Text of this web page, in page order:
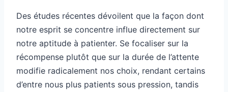
Des études récentes dévoilent que la façon dont
notre esprit se concentre influe directement sur
notre aptitude à patienter. Se focaliser sur la
récompense plutôt que sur la durée de l’attente
modifie radicalement nos choix, rendant certains
d’entre nous plus patients sous pression, tandis